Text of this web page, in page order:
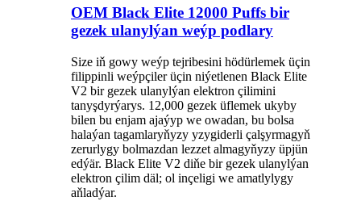
OEM Black Elite 12000 Puffs bir
gezek ulanylýan weýp podlary
Size iň gowy weýp tejribesini hödürlemek üçin
filippinli weýpçiler üçin niýetlenen Black Elite
V2 bir gezek ulanylýan elektron çilimini
tanyşdyrýarys. 12,000 gezek üflemek ukyby
bilen bu enjam ajaýyp we owadan, bu bolsa
halaýan tagamlaryňyzy yzygiderli çalşyrmagyň
zerurlygy bolmazdan lezzet almagyňyzy üpjün
edýär. Black Elite V2 diňe bir gezek ulanylýan
elektron çilim däl; ol inçeligi we amatlylygy
aňladýar.